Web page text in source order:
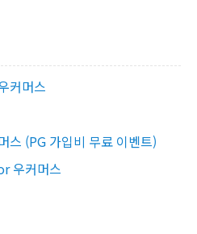
커머스
스 (PG 가입비 무료 이벤트)
우커머스